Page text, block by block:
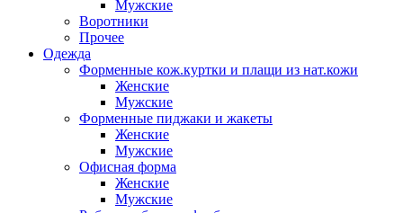
Мужские
Воротники
Прочее
Одежда
Форменные кож.куртки и плащи из нат.кожи
Женские
Мужские
Форменные пиджаки и жакеты
Женские
Мужские
Офисная форма
Женские
Мужские